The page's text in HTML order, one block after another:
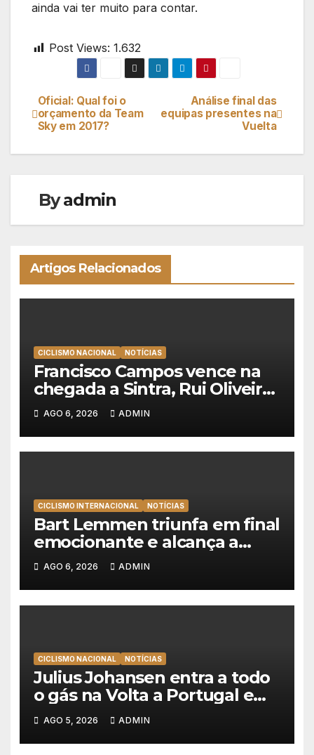
ainda vai ter muito para contar.
Post Views: 1.632
Navegação
de
Análise final das
equipas presentes na
Vuelta
Oficial: Qual foi o
orçamento da Team
Sky em 2017?
Byadmin
Artigos Relacionados
CICLISMO NACIONAL NOTÍCIAS
Francisco Campos vence na
chegada a Sintra, Rui Oliveira
veste de amarelo na Volta a
Portugal
AGO 6, 2026 ADMIN
CICLISMO INTERNACIONAL NOTÍCIAS
Bart Lemmen triunfa em final
emocionante e alcança a
primeira vitória da carreira na
Volta à Polónia
AGO 6, 2026 ADMIN
CICLISMO NACIONAL NOTÍCIAS
Julius Johansen entra a todo
o gás na Volta a Portugal e
lidera dobradinha da UAE
Team Emirates em Lisboa
AGO 5, 2026 ADMIN